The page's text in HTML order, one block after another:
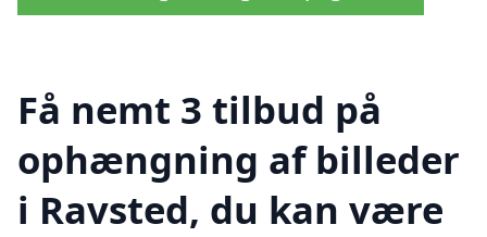
Få nemt 3 tilbud på
ophængning af billeder
i Ravsted, du kan være